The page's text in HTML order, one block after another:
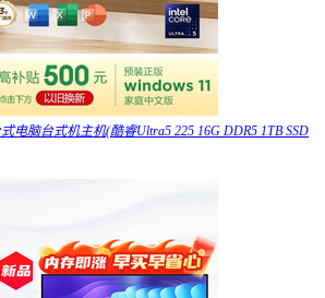
电脑台式机主机(酷睿Ultra5 225 16G DDR5 1TB SSD